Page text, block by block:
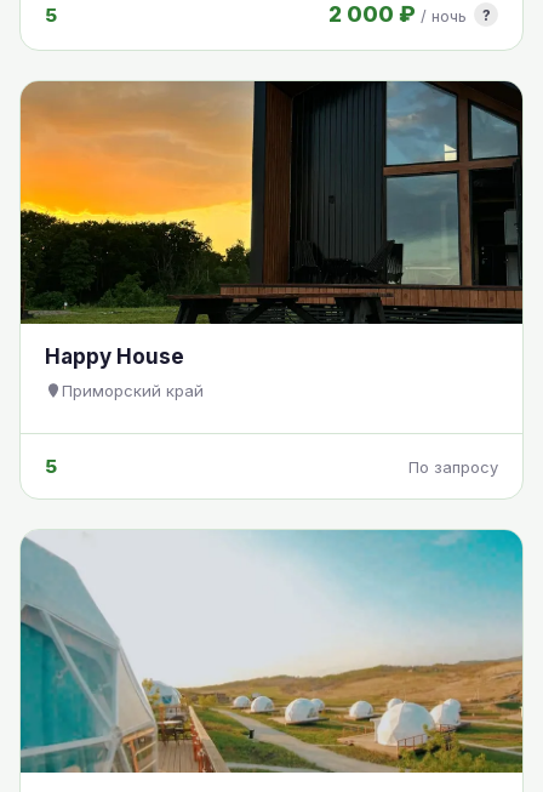
5 2 000 ₽ / ночь ?
Happy House
Приморский край
5 По запросу